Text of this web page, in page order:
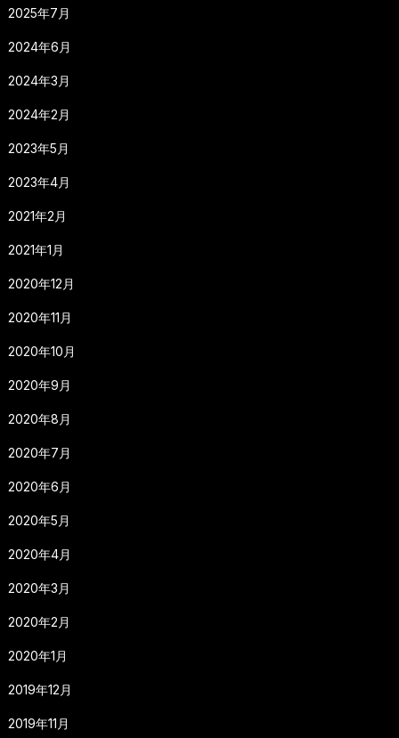
2025年7月
2024年6月
2024年3月
2024年2月
2023年5月
2023年4月
2021年2月
2021年1月
2020年12月
2020年11月
2020年10月
2020年9月
2020年8月
2020年7月
2020年6月
2020年5月
2020年4月
2020年3月
2020年2月
2020年1月
2019年12月
2019年11月